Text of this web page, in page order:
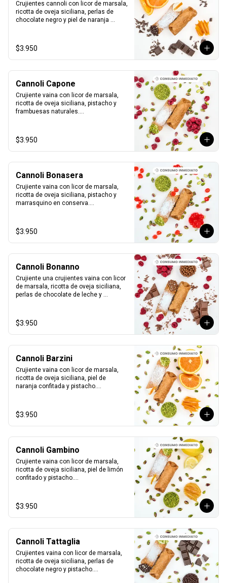
Crujientes cannoli con licor de marsala,
ricotta de oveja siciliana, perlas de
chocolate negro y piel de naranja
$3.950
Cannoli Capone
Crujiente vaina con licor de marsala,
ricotta de oveja siciliana, pistacho y
frambuesas naturales.
$3.950
Cannoli Bonasera
Crujiente vaina con licor de marsala,
ricotta de oveja siciliana, pistacho y
marrasquino en conserva.
$3.950
Cannoli Bonanno
Crujiente una crujientes vaina con licor
de marsala, ricotta de oveja siciliana,
perlas de chocolate de leche y
$3.950
Cannoli Barzini
Crujiente vaina con licor de marsala,
ricotta de oveja siciliana, piel de
naranja confitada y pistacho.
$3.950
Cannoli Gambino
Crujiente vaina con licor de marsala,
ricotta de oveja siciliana, piel de limón
confitado y pistacho.
$3.950
Cannoli Tattaglia
Crujientes vaina con licor de marsala,
ricotta de oveja siciliana, perlas de
chocolate negro y pistacho.